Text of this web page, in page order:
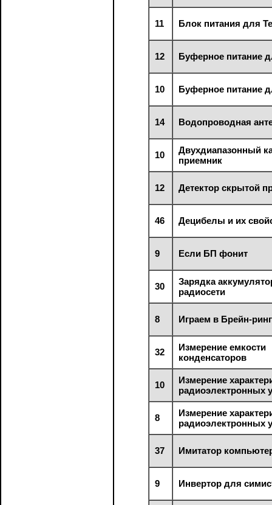
11 Блок питания для
12 Буферное питание
10 Буферное питание
14 Водопроводная
10
Двухдиапазонный
приемник
12 Детектор скрытой
46 Децибелы и их
9 Если БП фонит
30
Зарядка
радиосети
8 Играем в Брейн-ринг
32
Измерение емкости
конденсаторов
10
Измерение
радиоэлектронных
8
Измерение
радиоэлектронных
37 Имитатор
9 Инвертор для